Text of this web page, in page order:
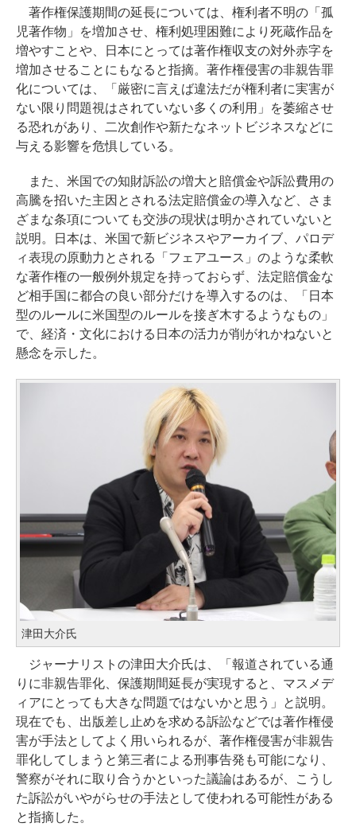
著作権保護期間の延長については、権利者不明の「孤
児著作物」を増加させ、権利処理困難により死蔵作品を
増やすことや、日本にとっては著作権収支の対外赤字を
増加させることにもなると指摘。著作権侵害の非親告罪
化については、「厳密に言えば違法だが権利者に実害が
ない限り問題視はされていない多くの利用」を萎縮させ
る恐れがあり、二次創作や新たなネットビジネスなどに
与える影響を危惧している。
また、米国での知財訴訟の増大と賠償金や訴訟費用の
高騰を招いた主因とされる法定賠償金の導入など、さま
ざまな条項についても交渉の現状は明かされていないと
説明。日本は、米国で新ビジネスやアーカイブ、パロデ
ィ表現の原動力とされる「フェアユース」のような柔軟
な著作権の一般例外規定を持っておらず、法定賠償金な
ど相手国に都合の良い部分だけを導入するのは、「日本
型のルールに米国型のルールを接ぎ木するようなもの」
で、経済・文化における日本の活力が削がれかねないと
懸念を示した。
津田大介氏
ジャーナリストの津田大介氏は、「報道されている通
りに非親告罪化、保護期間延長が実現すると、マスメデ
ィアにとっても大きな問題ではないかと思う」と説明。
現在でも、出版差し止めを求める訴訟などでは著作権侵
害が手法としてよく用いられるが、著作権侵害が非親告
罪化してしまうと第三者による刑事告発も可能になり、
警察がそれに取り合うかといった議論はあるが、こうし
た訴訟がいやがらせの手法として使われる可能性がある
と指摘した。